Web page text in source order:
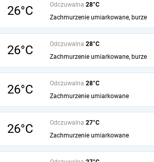
26°C Odczuwalna 28°C
Zachmurzenie umiarkowane, burze
26°C Odczuwalna 28°C
Zachmurzenie umiarkowane, burze
26°C Odczuwalna 28°C
Zachmurzenie umiarkowane
26°C Odczuwalna 27°C
Zachmurzenie umiarkowane